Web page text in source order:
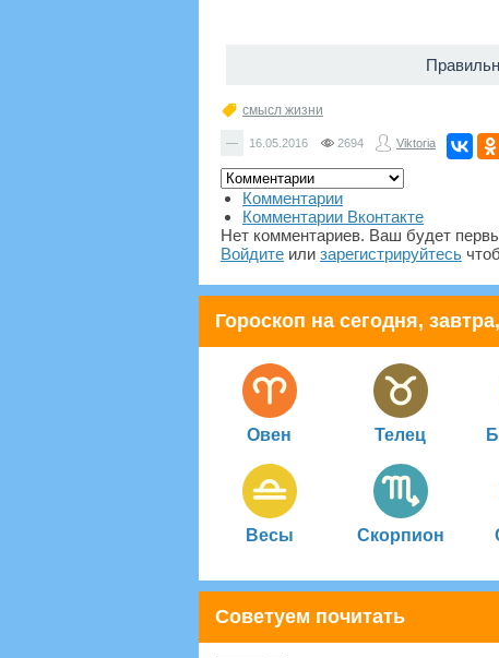
смысл жизни
— 16.05.2016 2694 Viktoria
Комментарии
Комментарии Вконтакте
Нет комментариев. Ваш будет
Войдите или зарегистрируйтесь
Гороскоп на сегодня,
Овен Телец
Весы Скорпион
Советуем почитать